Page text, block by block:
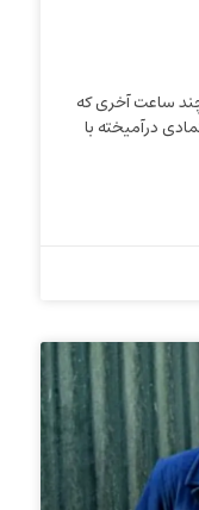
ساعت آخری که
درآمیخته با